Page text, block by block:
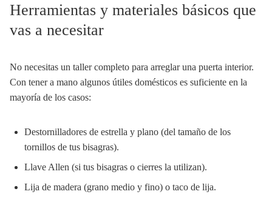
Herramientas y materiales básicos que
vas a necesitar
No necesitas un taller completo para arreglar una puerta interior.
Con tener a mano algunos útiles domésticos es suficiente en la
mayoría de los casos:
Destornilladores de estrella y plano (del tamaño de los
tornillos de tus bisagras).
Llave Allen (si tus bisagras o cierres la utilizan).
Lija de madera (grano medio y fino) o taco de lija.